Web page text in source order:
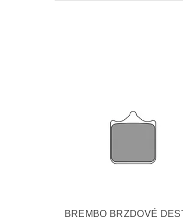
BREMBO BRZDOVÉ